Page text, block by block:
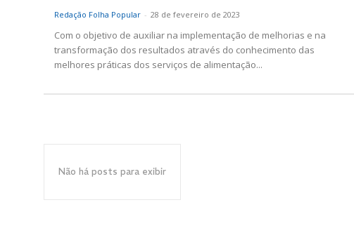
Redação Folha Popular - 28 de fevereiro de 2023
Com o objetivo de auxiliar na implementação de melhorias e na
transformação dos resultados através do conhecimento das
melhores práticas dos serviços de alimentação...
Não há posts para exibir